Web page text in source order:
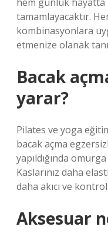
tamamlayacaktır.
kombinasyonlara
etmenize olanak
Bacak
yarar?
Pilates ve yoga
bacak açma
yapıldığında
Kaslarınız daha
daha akıcı ve
Aksesuar